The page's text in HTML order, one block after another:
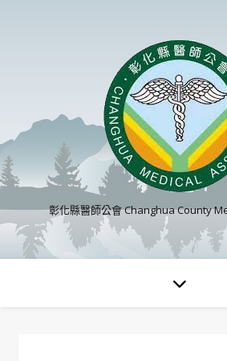
彰化縣醫師公會 Changhua County